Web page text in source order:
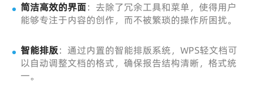
简洁高效的界面：去除了冗余工具和菜单，使得用户
能够专注于内容的创作，而不被繁琐的操作所困扰。
智能排版：通过内置的智能排版系统，WPS轻文档可
以自动调整文档的格式，确保报告结构清晰，格式统
一。